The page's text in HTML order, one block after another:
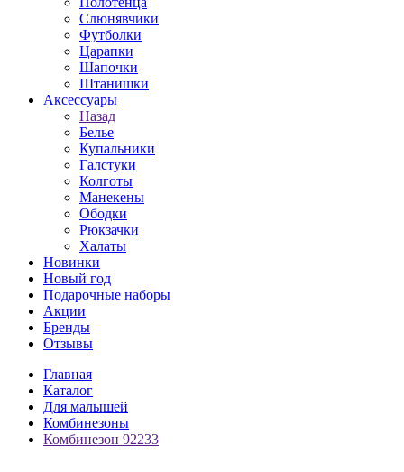
Слюнявчики
Футболки
Царапки
Шапочки
Штанишки
Аксессуары
Назад
Белье
Купальники
Галстуки
Колготы
Манекены
Ободки
Рюкзачки
Халаты
Новинки
Новый год
Подарочные наборы
Акции
Бренды
Отзывы
Главная
Каталог
Для малышей
Комбинезоны
Комбинезон 92233